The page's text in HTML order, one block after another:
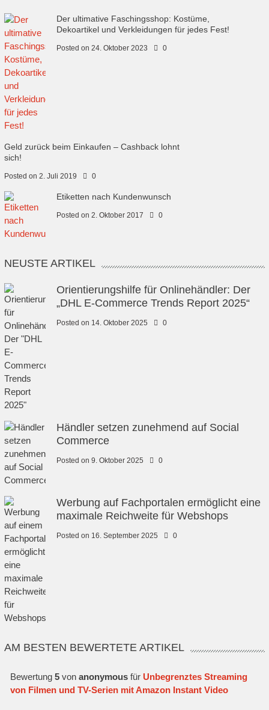
Der ultimative Faschingsshop: Kostüme,
Dekoartikel und Verkleidungen für jedes Fest!
Posted on 24. Oktober 2023 0
Geld zurück beim Einkaufen – Cashback lohnt
sich!
Posted on 2. Juli 2019 0
Etiketten nach Kundenwunsch
Posted on 2. Oktober 2017 0
NEUSTE ARTIKEL
Orientierungshilfe für Onlinehändler: Der
„DHL E-Commerce Trends Report 2025“
Posted on 14. Oktober 2025 0
Händler setzen zunehmend auf Social
Commerce
Posted on 9. Oktober 2025 0
Werbung auf Fachportalen ermöglicht eine
maximale Reichweite für Webshops
Posted on 16. September 2025 0
AM BESTEN BEWERTETE ARTIKEL
Bewertung 5 von anonymous für Unbegrenztes Streaming
von Filmen und TV-Serien mit Amazon Instant Video